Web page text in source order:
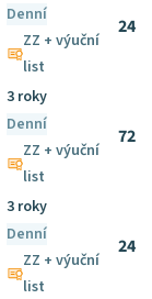
Denní
ZZ + výuční
list
24
3 roky
Denní
ZZ + výuční
list
72
3 roky
Denní
ZZ + výuční
list
24